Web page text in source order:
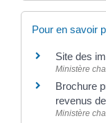
Pour en savoir
Site des
Ministère
Brochure
revenus
Ministère